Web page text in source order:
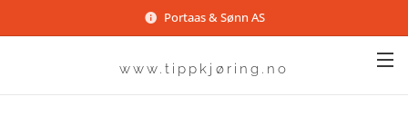
Portaas & Sønn AS
www.tippkjøring.no